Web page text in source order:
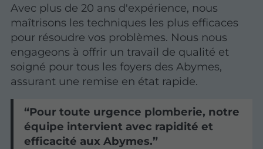
Avec plus de 20 ans d'expérience, nous
maîtrisons les techniques les plus efficaces
pour résoudre vos problèmes. Nous nous
engageons à offrir un travail de qualité et
soigné pour tous les foyers des Abymes,
assurant une remise en état rapide.
Pour toute urgence plomberie, notre
équipe intervient avec rapidité et
efficacité aux Abymes.